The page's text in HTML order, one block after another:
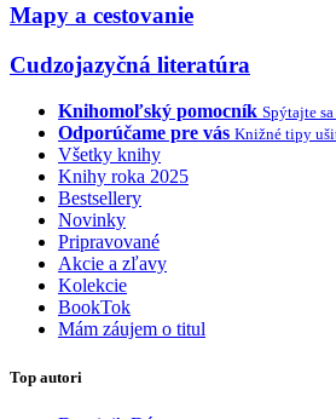
Mapy a cestovanie
Cudzojazyčná literatúra
Knihomoľský pomocník Spýtajte
Odporúčame pre vás Knižné tipy
Všetky knihy
Knihy roka 2025
Bestsellery
Novinky
Pripravované
Akcie a zľavy
Kolekcie
BookTok
Mám záujem o titul
Top autori